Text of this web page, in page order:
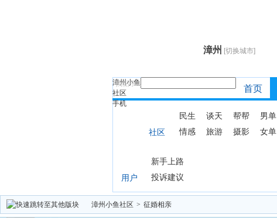
漳州 [切换城市]
漳州小鱼
社区
手机
找帖子... 首页
社区
民生 谈天 帮帮
男单
情感
旅游 摄影 女单
用户
新手上路
投诉建议
漳州小鱼社区 > 征婚相亲